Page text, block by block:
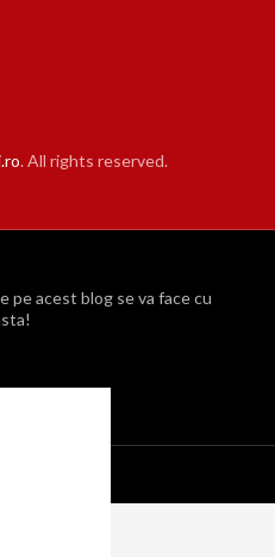
. All rights reserved.
pe acest blog se va face cu